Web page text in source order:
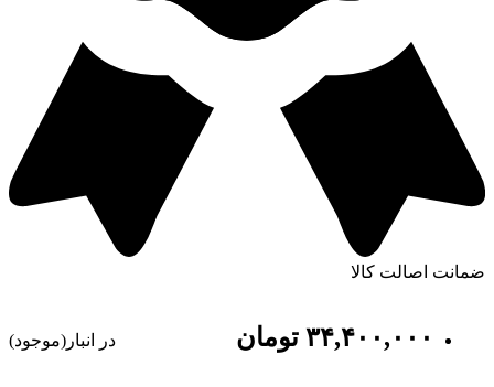
ضمانت اصالت کالا
٣۴,۴٠٠,٠٠٠ تومان در انبار(موجود)